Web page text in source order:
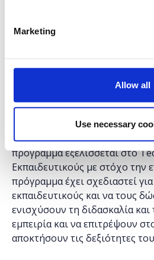
Marketing
Allow all
Use necessary
Δείτε όλα τα δωρεάν μαθήματα
School για εκπαιδευτικούς
Socialinnov, ο
αναπτύσσει στην Αθήνα και σε
Ελλάδας το καινοτόμο
School,με την υποστήριξή της
πρόγραμμα εξελίσσεται στο
Εκπαιδευτικούς με στόχο
πρόγραμμα έχει σχεδιαστεί
εκπαιδευτικούς και να τους
ενισχύσουν τη διδασκαλία
εμπειρία και να επιτρέψουν
αποκτήσουν τις δεξιότητες